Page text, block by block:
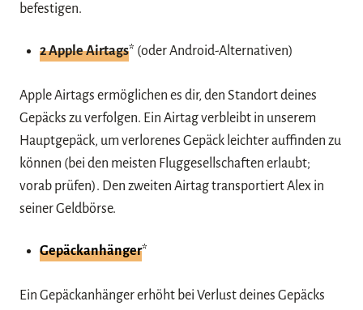
befestigen.
2 Apple Airtags* (oder Android-Alternativen)
Apple Airtags ermöglichen es dir, den Standort deines
Gepäcks zu verfolgen. Ein Airtag verbleibt in unserem
Hauptgepäck, um verlorenes Gepäck leichter auffinden zu
können (bei den meisten Fluggesellschaften erlaubt;
vorab prüfen). Den zweiten Airtag transportiert Alex in
seiner Geldbörse.
Gepäckanhänger*
Ein Gepäckanhänger erhöht bei Verlust deines Gepäcks